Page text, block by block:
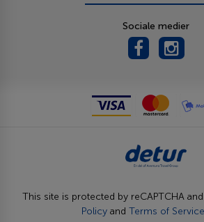
Sociale medier
This site is protected by reCAPTCHA
Policy and Terms of Service